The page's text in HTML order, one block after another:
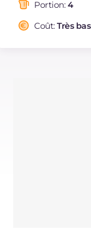
saturés
Fibre
Cholestérol
Portion:4
Coût:Très bas